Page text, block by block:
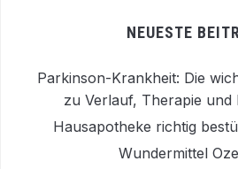
NEUESTE
Parkinson-Krankheit: Die
zu Verlauf, Therapie und
Hausapotheke richtig
Wundermittel